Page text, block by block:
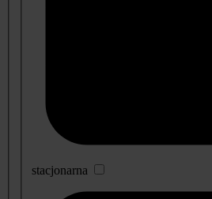
stacjonarna